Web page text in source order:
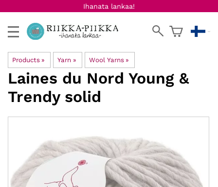
Ihanata lankaa!
Products ‪» Yarn ‪» Wool Yarns ‪»
Laines du Nord Young &
Trendy solid